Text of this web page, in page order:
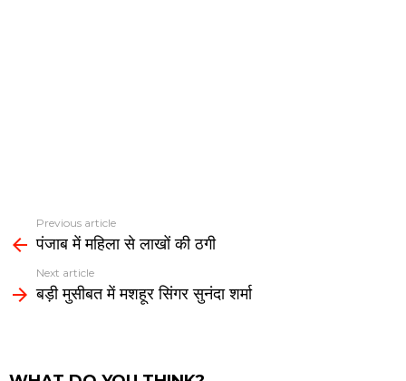
more
Previous article
पंजाब में महिला से लाखों की ठगी
Next article
बड़ी मुसीबत में मशहूर सिंगर सुनंदा शर्मा